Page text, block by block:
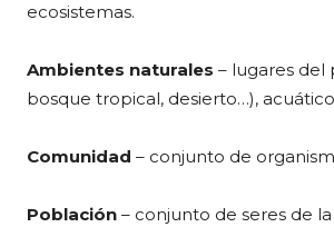
ecosistemas.
Ambientes naturales – lugares del
bosque tropical, desierto…),
Comunidad – conjunto de
Población – conjunto de seres de